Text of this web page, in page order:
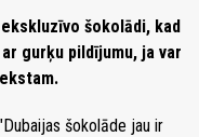
šokolādi, kad
gurķu pildījumu, ja var
šokolāde jau ir